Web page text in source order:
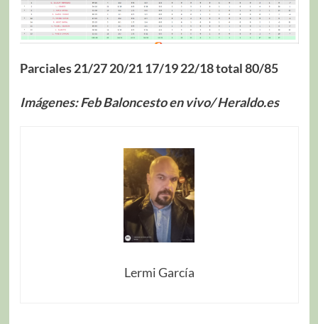
Parciales 21/27 20/21 17/19 22/18 total 80/85
Imágenes: Feb Baloncesto en vivo/ Heraldo.es
Lermi García